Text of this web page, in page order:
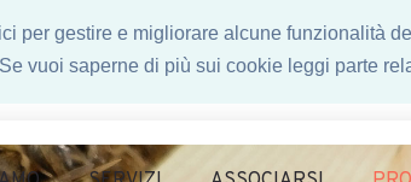
per gestire e migliorare alcune funzionalità
vuoi saperne di più sui cookie leggi parte